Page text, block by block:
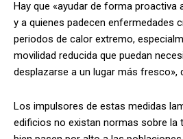
Hay que «ayudar de forma proactiva
y a quienes padecen enfermedades
periodos de calor extremo,
movilidad reducida que puedan
desplazarse a un lugar más fresco»,
Los impulsores de estas medidas
edificios no existan normas sobre la